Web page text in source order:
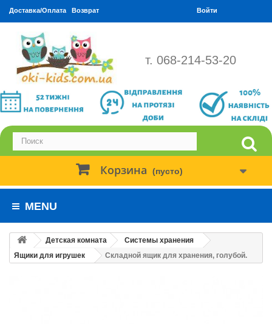
Доставка/Оплата Возврат Войти
т. 068-214-53-20
Корзина (пусто)
MENU
Детская комната
Системы хранения
Ящики для игрушек
Складной ящик для хранения, голубой.